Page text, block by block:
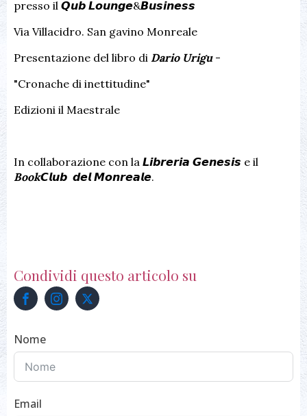
presso il 𝙌𝙪𝙗 𝙇𝙤𝙪𝙣𝙜𝙚&𝘽𝙪𝙨𝙞𝙣𝙚𝙨𝙨
Via Villacidro. San gavino Monreale
Presentazione del libro di Dario Urigu-
"Cronache di inettitudine"
Edizioni il Maestrale
In collaborazione con la 𝙇𝙞𝙗𝙧𝙚𝙧𝙞𝙖 𝙂𝙚𝙣𝙚𝙨𝙞𝙨 e il
Book𝘾𝙡𝙪𝙗 𝙙𝙚𝙡 𝙈𝙤𝙣𝙧𝙚𝙖𝙡𝙚.
Condividi questo articolo su
Nome
Email